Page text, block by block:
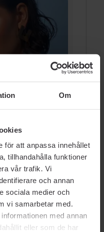
Om
för att anpassa innehållet
tillhandahålla funktioner
vår trafik. Vi
och annan
sociala medier och
vi samarbetar med.
med annan
eller som de har